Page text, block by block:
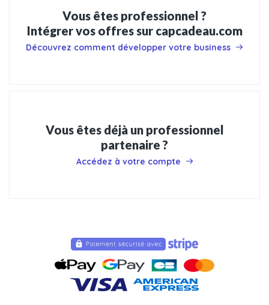
Vous êtes professionnel ?
Intégrer vos offres sur capcadeau.com
Découvrez comment développer votre business
Vous êtes déjà un professionnel
partenaire ?
Accédez à votre compte